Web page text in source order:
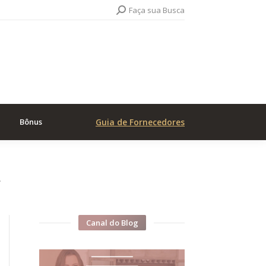
Search:Faça sua Busca
Bônus Guia de Fornecedores
Canal do Blog